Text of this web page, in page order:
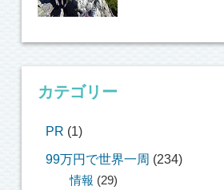
カテゴリー
PR (1)
99万円で世界一周 (234)
情報 (29)